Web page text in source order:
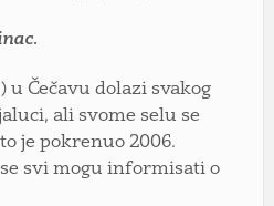
u Čečavu dolazi svakog
ali svome selu se
je pokrenuo 2006.
svi mogu informisati o